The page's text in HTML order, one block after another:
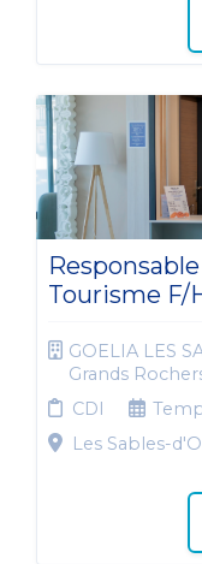
Tourisme F/
GOELIA LES
Grands
CDI
Les Sables-